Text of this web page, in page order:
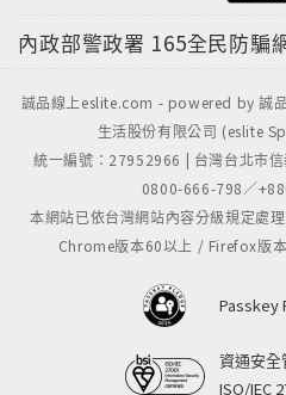
內政部警政署 165全民防騙
誠品線上eslite.com - powered by 誠
生活股份有限公司 (eslite
統一編號：27952966 | 台灣台北市
0800-666-798／
本網站已依台灣網站內容分級規定處
Chrome版本60以上 / Firefox版
Passkey
資通安全
ISO/IEC